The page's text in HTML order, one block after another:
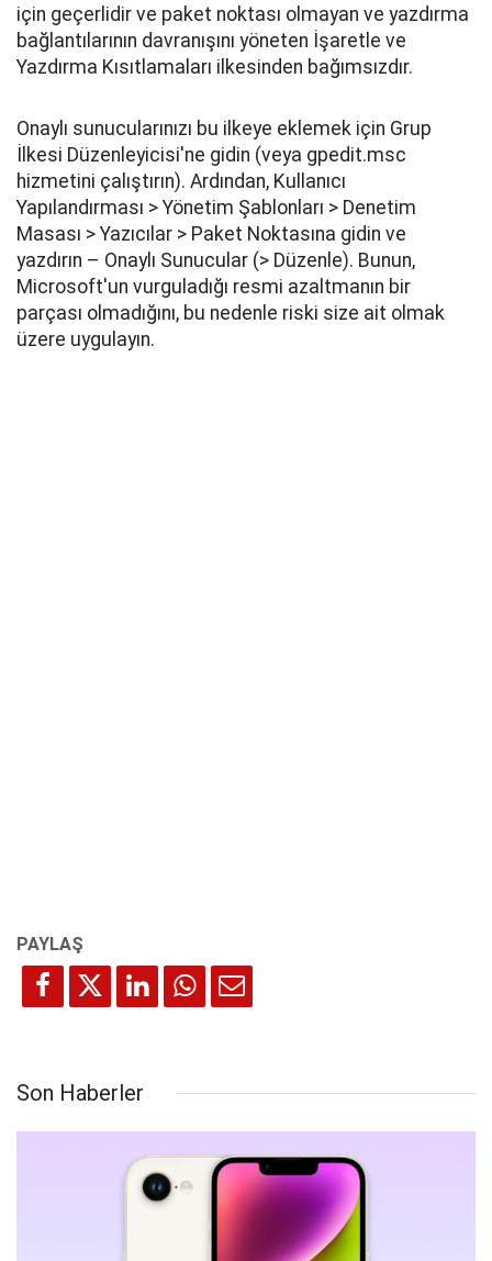
için geçerlidir ve paket noktası olmayan ve yazdırma
bağlantılarının davranışını yöneten İşaretle ve
Yazdırma Kısıtlamaları ilkesinden bağımsızdır.
Onaylı sunucularınızı bu ilkeye eklemek için Grup
İlkesi Düzenleyicisi'ne gidin (veya gpedit.msc
hizmetini çalıştırın). Ardından, Kullanıcı
Yapılandırması > Yönetim Şablonları > Denetim
Masası > Yazıcılar > Paket Noktasına gidin ve
yazdırın – Onaylı Sunucular (> Düzenle). Bunun,
Microsoft'un vurguladığı resmi azaltmanın bir
parçası olmadığını, bu nedenle riski size ait olmak
üzere uygulayın.
Son Haberler